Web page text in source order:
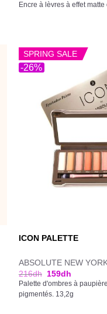
Encre à lèvres à effet matte
-26%
SPRING SALE
ICON PALETTE
ABSOLUTE NEW
216dh 159dh
Palette d'ombres à
pigmentés. 13,2g